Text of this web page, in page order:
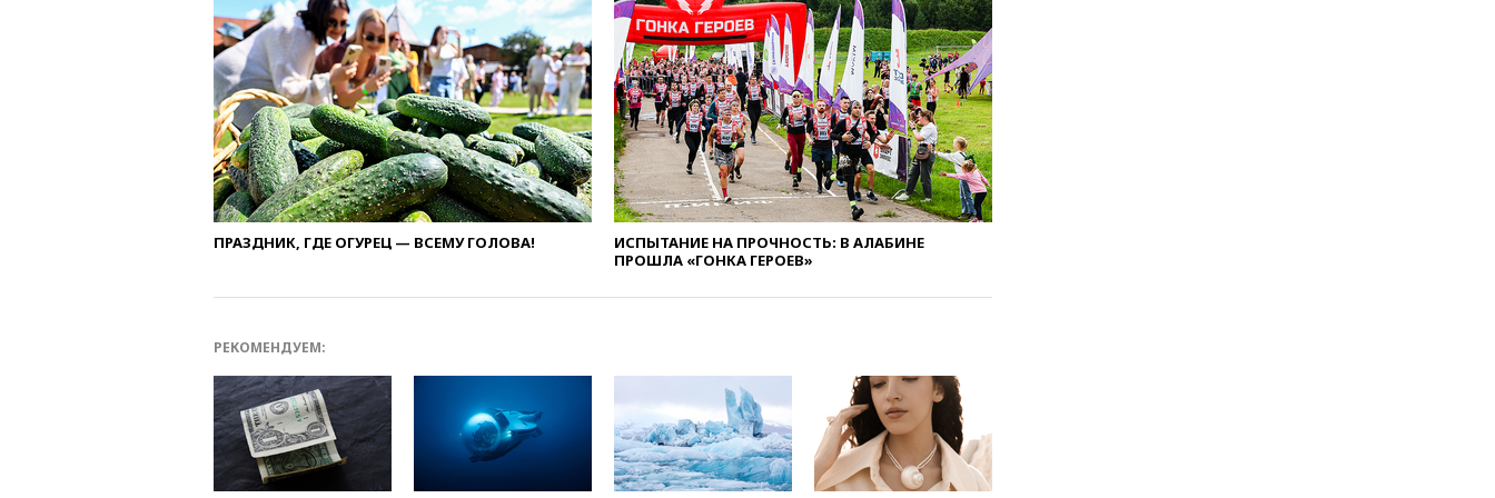
00:25 В Красноярском крае
идут поиски семьи, пропавшей
во время сплава
вчера, 23:30Жителя Нижнего
Тагила арестовали за реакции
в Теlegram
вчера, 22:50Российский
режиссер Кирилл Соколов
снимет триллер для Netflix
вчера, 22:20
торговым судам в Черном
председатель Верховного
суда Венгрии согласился стать
президентом республики
вчера, 20:58Финляндия
введет экзамен для
претендентов на получение
ПРАЗДНИК, ГДЕ ОГУРЕЦ — ВСЕМУ ГОЛОВА!
ИСПЫТАНИЕ НА ПРОЧНОСТЬ: В АЛАБИНЕ
ПРОШЛА «ГОНКА ГЕРОЕВ»
РЕКОМЕНДУЕМ: